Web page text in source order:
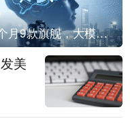
一个月9款旗舰，大模型进入「月抛」时代？
美